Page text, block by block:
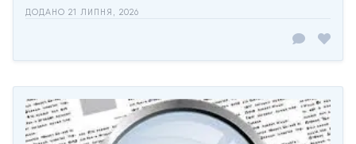
ДОДАНО 21 ЛИПНЯ, 2026